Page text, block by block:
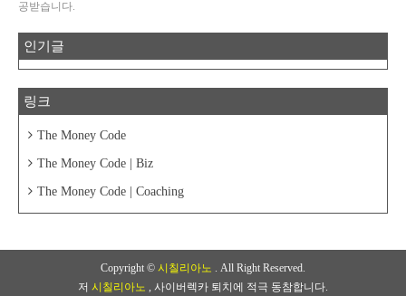
공받습니다.
인기글
링크
The Money Code
The Money Code | Biz
The Money Code | Coaching
Copyright © 시칠리아노 . All Right Reserved.
저 시칠리아노 , 사이버렉카 퇴치에 적극 동참합니다.